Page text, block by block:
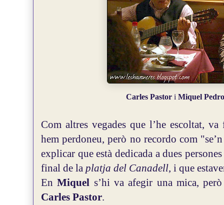
Carles Pastor i Miquel
Com altres vegades que l’he escoltat,
hem perdoneu, però no recordo com
explicar que està dedicada a dues
final de la platja del Canadell, i que
EnMiquel s’hi va afegir una mica,
Carles Pastor.